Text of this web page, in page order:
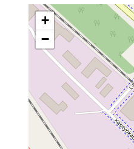
+
−